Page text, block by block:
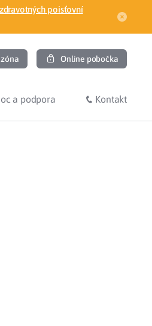
poisťovní
Online pobočka
a podpora Kontakt